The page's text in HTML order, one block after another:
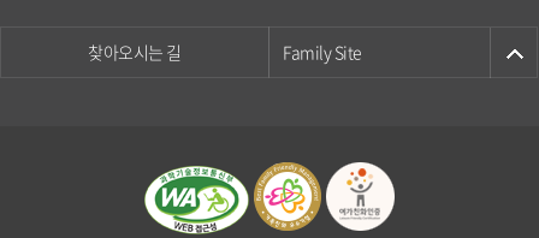
찾아오시는 길 Family Site